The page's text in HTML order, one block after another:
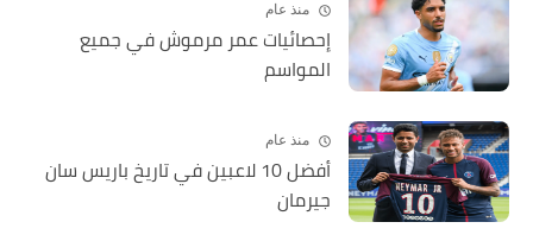
منذ عام
إحصائيات عمر مرموش في جميع
المواسم
منذ عام
أفضل 10 لاعبين في تاريخ باريس سان
جيرمان